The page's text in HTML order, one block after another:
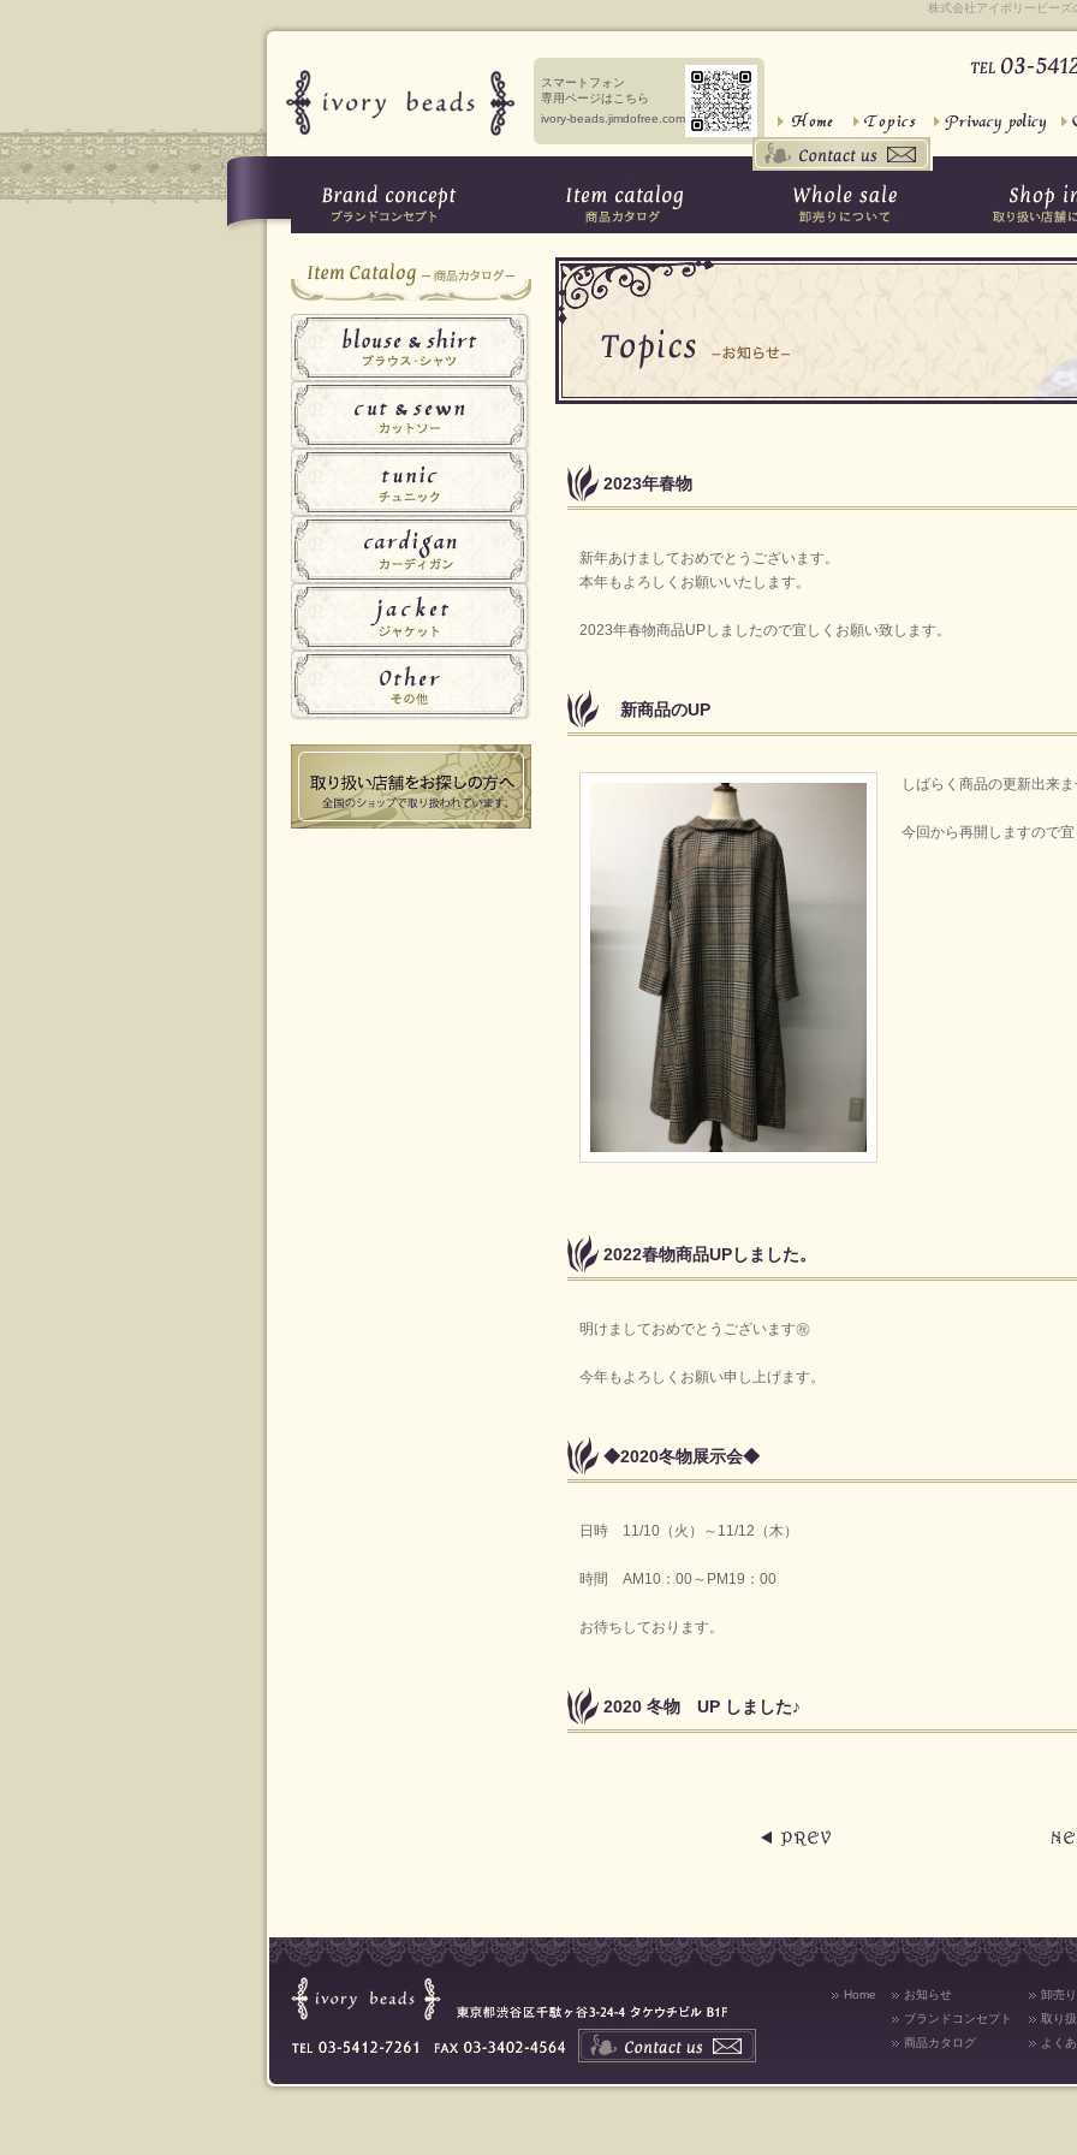
株式会社アイボリービーズ
スマートフォン
専用ページはこちら
ivory-beads.jimdofree.com
2023年春物
新年あけましておめでとうございます。
本年もよろしくお願いいたします。
2023年春物商品UPしましたので宜しくお願い致します。
新商品のUP
しばらく商品の更新出来ま
今回から再開しますので宜
2022春物商品UPしました。
明けましておめでとうございます㊗
今年もよろしくお願い申し上げます。
◆2020冬物展示会◆
日時 11/10（火）～11/12（木）
時間 AM10：00～PM19：00
お待ちしております。
2020 冬物 UP しました♪
Home
お知らせ
ブランドコンセプト
商品カタログ
卸売
取り
よく